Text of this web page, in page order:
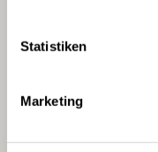
Statistiken
Marketing